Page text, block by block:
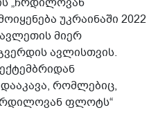
უკრაინაში 2022
მიერ
ავლისთვის.
რომლებიც,
ფლოტს“